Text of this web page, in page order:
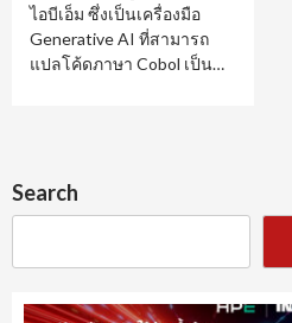
ไอบีเอ็ม ซึ่งเป็นเครื่องมือ
Generative AI ที่สามารถ
แปลโค้ดภาษา Cobol เป็น…
Search